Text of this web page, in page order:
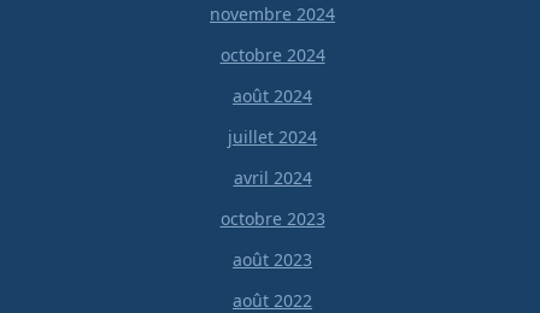
novembre 2024
octobre 2024
août 2024
juillet 2024
avril 2024
octobre 2023
août 2023
août 2022